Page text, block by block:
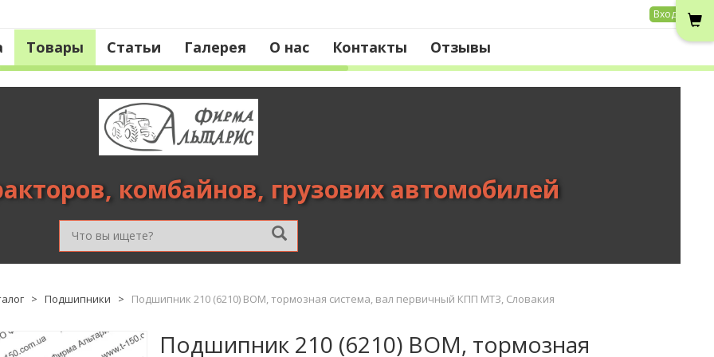
Вход
Товары Статьи Галерея О нас Контакты Отзывы
комбайнов, грузових автомобилей
> Подшипники > Подшипник 210 (6210) ВОМ, тормозная система, вал первичный КПП МТЗ, Словакия
Подшипник 210 (6210) ВОМ, тормозная